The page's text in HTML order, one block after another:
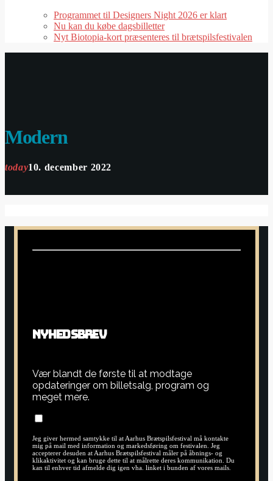
Programmet til Designers Night 2026 er klart
Nu kan du købe dagsbilletter
Nyt Biotopia-kort præsenteres til brætspilsfestivalen
Modern
today10. december 2022
NYHEDSBREV
Vær blandt de første til at modtage
opdateringer om billetsalg, program og
meget mere.
Jeg giver hermed samtykke til at Aarhus Brætspilsfestival må kontakte
mig på mail med information og markedsføring om festivalen. Jeg
accepterer desuden at Aarhus Brætspilsfestival måler på åbnings- og
klikaktivitet og kan bruge dette til at målrette deres kommunikation. Du
kan til enhver tid afmelde dig igen vha. linket i bunden af vores mails.